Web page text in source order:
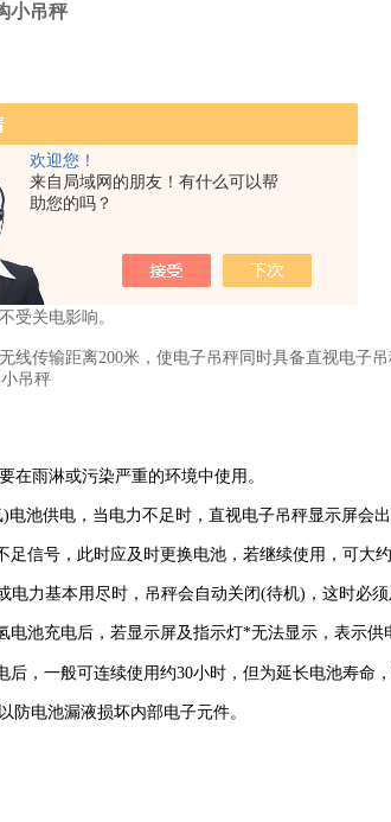
欢迎您！
来自局域网的朋友！有什么可以帮
助您的吗？
小吊秤
响称重结果。
高的性。
使用简单。
精度和高稳定度。
受关电影响。
传输距离200米，使电子吊秤同时具备直视电子吊
在雨淋或污染严重的环境中使用。
池供电，当电力不足时，直视电子吊秤显示屏会出
足信号，此时应及时更换电池，若继续使用，可大
电力基本用尽时，吊秤会自动关闭(待机)，这时必
电池充电后，若显示屏及指示灯*无法显示，表示供
后，一般可连续使用约30小时，但为延长电池寿命
防电池漏液损坏内部电子元件。